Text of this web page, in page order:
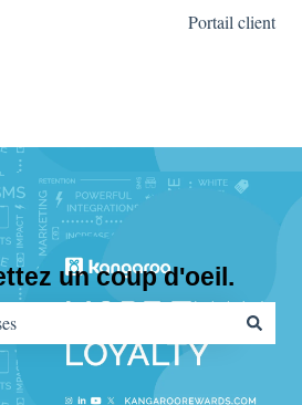
menu pour les traductionsPortail client
un coup d'oeil.
car le champ de recherche est vide.